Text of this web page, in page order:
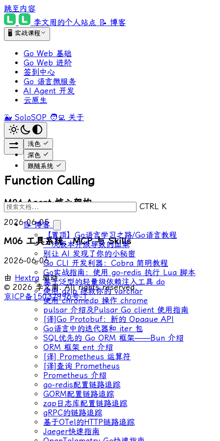
跳至内容
李文周的个人站点 📝 博客
🖥 实战课程
Go Web 基础
Go Web 进阶
签到中心
Go 语言微服务
AI Agent 开发
云原生
🐳 SoloSOP 🧑‍💻 关于
浅色
深色
跟随系统
CTRL K
📝 博客
【置顶】Go语言学习之路/Go语言教程
一次版本升级导致的血案
别让 AI 发现了你的小秘密
Go CLI 开发利器：Cobra 简明教程
Go实战指南：使用 go-redis 执行 Lua 脚本
基于泛型的轻量级依赖注入工具 do
使用 gzip 拯救你的 varchar
使用 chromedp 操作 chrome
pulsar 介绍及Pulsar Go client 使用指南
[译]Go Protobuf：新的 Opaque API
Go语言中的迭代器和 iter 包
SQL优先的 Go ORM 框架——Bun 介绍
ORM 框架 ent 介绍
[译] Prometheus 运算符
[译]查询 Prometheus
Prometheus 介绍
go-redis配置链路追踪
GORM配置链路追踪
zap日志库配置链路追踪
gRPC的链路追踪
基于OTel的HTTP链路追踪
Jaeger快速指南
Function Calling
M04 Agent 核心架构
2026-06-05
M06 工具系统、MCP 与 Skills
2026-06-06
由 Hextra 驱动.
© 2026 李文周. All rights reserved.
京ICP备15037996号-1